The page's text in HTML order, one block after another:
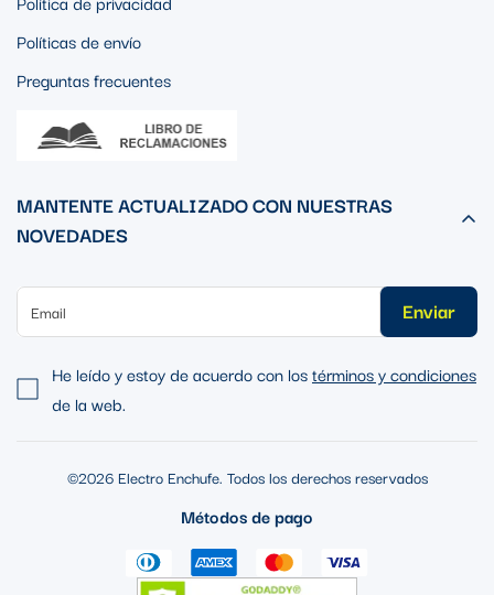
Políticas de envío
Preguntas frecuentes
MANTENTE ACTUALIZADO CON NUESTRAS
NOVEDADES
Enviar
He leído y estoy de acuerdo con lostérminos y condiciones
de la web.
©2026 Electro Enchufe. Todos los derechos reservados
Métodos de pago